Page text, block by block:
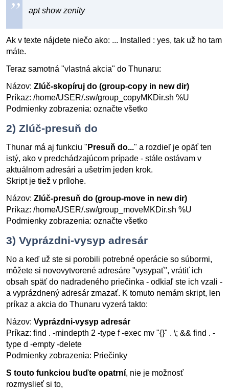
apt show zenity
Ak v texte nájdete niečo ako: ... Installed : yes, tak už ho tam
máte.
Teraz samotná "vlastná akcia" do Thunaru:
Názov: Zlúč-skopíruj do (group-copy in new dir)
Príkaz: /home/USER/.sw/group_copyMKDir.sh %U
Podmienky zobrazenia: označte všetko
2) Zlúč-presuň do
Thunar má aj funkciu " Presuň do..." a rozdieľ je opäť ten
istý, ako v predchádzajúcom prípade - stále ostávam v
aktuálnom adresári a ušetrím jeden krok.
Skript je tiež v prílohe.
Názov: Zlúč-presuň do (group-move in new dir)
Príkaz: /home/USER/.sw/group_moveMKDir.sh %U
Podmienky zobrazenia: označte všetko
3) Vyprázdni-vysyp adresár
No a keď už ste si porobili potrebné operácie so súbormi,
môžete si novovytvorené adresáre "vysypať", vrátiť ich
obsah späť do nadradeného priečinka - odkiaľ ste ich vzali -
a vyprázdnený adresár zmazať. K tomuto nemám skript, len
príkaz a akcia do Thunaru vyzerá takto:
Názov: Vyprázdni-vysyp adresár
Príkaz: find . -mindepth 2 -type f -exec mv "{}" . \; && find . -
type d -empty -delete
Podmienky zobrazenia: Priečinky
S touto funkciou buďte opatrní, nie je možnosť
rozmyslieť si to,